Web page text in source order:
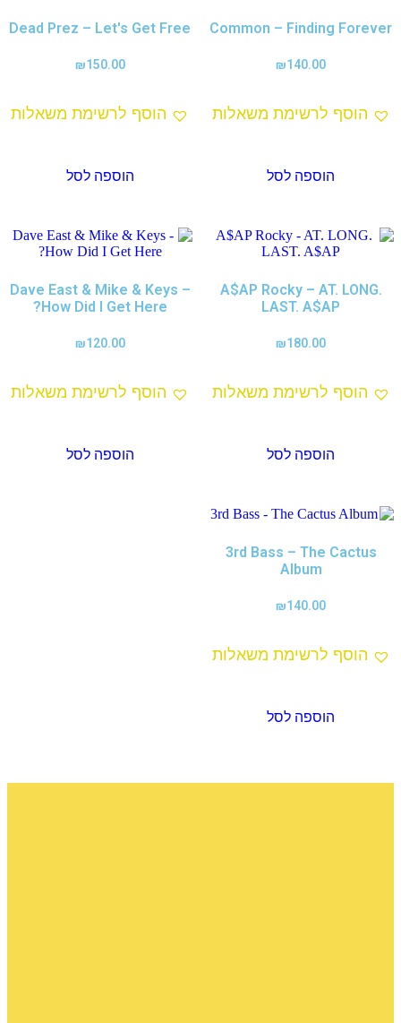
Common – Finding Forever
₪140.00
הוסף לרשימת משאלות
הוספה לסל
Dead Prez – Let's Get Free
₪150.00
הוסף לרשימת משאלות
הוספה לסל
A$AP Rocky – AT. LONG.
LAST. A$AP
₪180.00
הוסף לרשימת משאלות
הוספה לסל
Dave East & Mike & Keys –
How Did I Get Here?
₪120.00
הוסף לרשימת משאלות
הוספה לסל
3rd Bass – The Cactus
Album
₪140.00
הוסף לרשימת משאלות
הוספה לסל